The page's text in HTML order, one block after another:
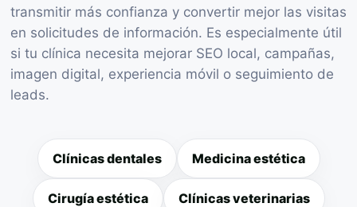
transmitir más confianza y convertir mejor las visitas
en solicitudes de información. Es especialmente útil
si tu clínica necesita mejorar SEO local, campañas,
imagen digital, experiencia móvil o seguimiento de
leads.
Clínicas dentales Medicina estética
Cirugía estética Clínicas veterinarias